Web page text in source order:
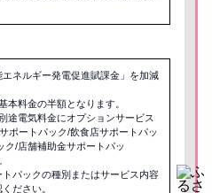
エネルギー発電促進賦課金」を加減
本料金の半額となります。
途電気料金にオプションサービス
ポートパック/飲食店サポートパッ
ク/店舗補助金サポートパッ
パックの種別またはサービス内容
ださい。